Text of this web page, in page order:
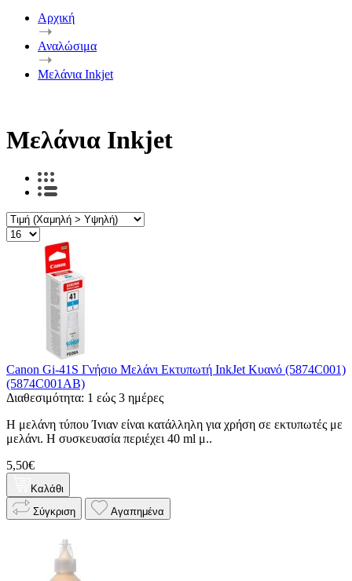
Αρχική
Αναλώσιμα
Μελάνια Inkjet
Μελάνια Inkjet
Canon Gi-41S Γνήσιο Μελάνι Εκτυπωτή InkJet Κυανό (5874C001)
(5874C001AB)
Διαθεσιμότητα: 1 εώς 3 ημέρες
Η μελάνη τύπου Ίνιαν είναι κατάλληλη για χρήση σε εκτυπωτές με
μελάνι. Η συσκευασία περιέχει 40 ml μ..
5,50€
Καλάθι
Σύγκριση
Αγαπημένα